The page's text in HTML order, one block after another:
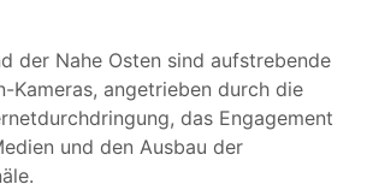
der Nahe Osten sind aufstrebende
Kameras, angetrieben durch die
das Engagement
und den Ausbau der